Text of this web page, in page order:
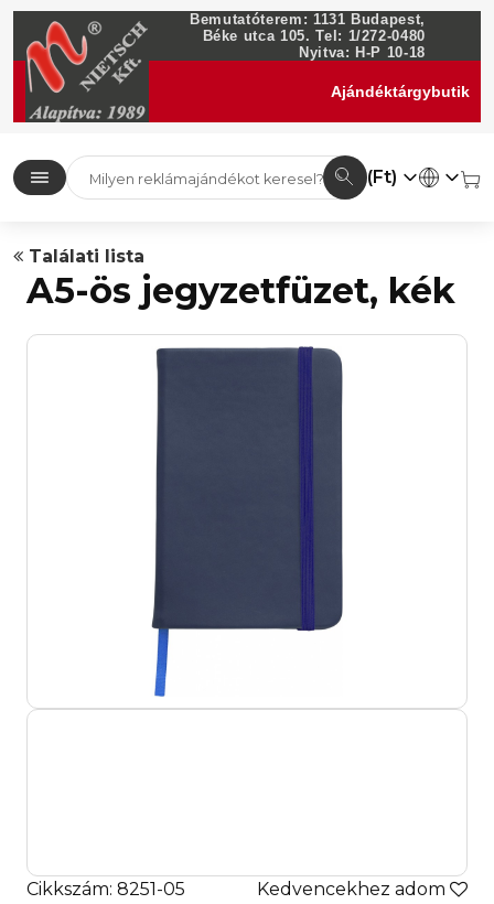
Bemutatóterem: 1131 Budapest,
Béke utca 105. Tel: 1/272-0480
Nyitva: H-P 10-18
Ajándéktárgybutik
(Ft)
Találati lista
A5-ös jegyzetfüzet, kék
Cikkszám: 8251-05
Kedvencekhez adom